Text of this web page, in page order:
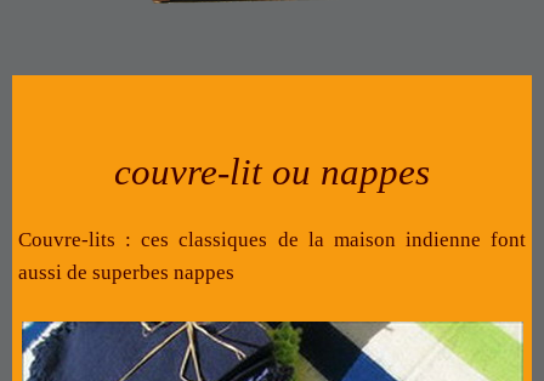
couvre-lit ou nappes
Couvre-lits : ces classiques de la maison indienne font
aussi de superbes nappes